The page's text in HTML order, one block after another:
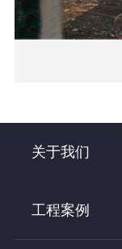
关于我们
工程案例